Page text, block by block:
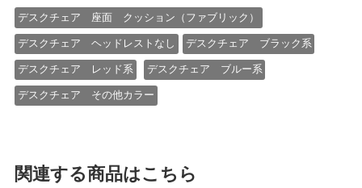
デスクチェア 座面 クッション（ファブリック）
デスクチェア ヘッドレストなし デスクチェア ブラック系
デスクチェア レッド系 デスクチェア ブルー系
デスクチェア その他カラー
関連する商品はこちら